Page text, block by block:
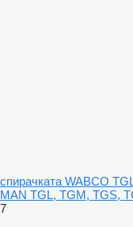
спирачката WABCO
MAN TGL, TGM, TGS,
7